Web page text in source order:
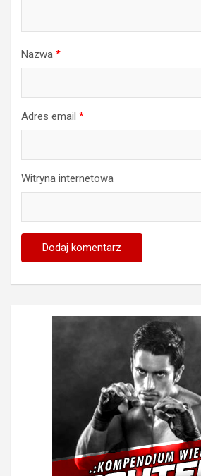
Nazwa *
Adres email *
Witryna internetowa